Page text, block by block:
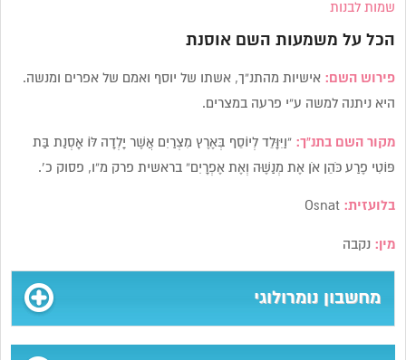
שמות לבנות
הכל על משמעות השם אוסנת
פירוש השם: אישיות מהתנ”ך, אשתו של יוסף ואמם של אפרים ומנשה.
היא ניתנה למשה ע”י פרעה במצרים.
מקור השם בתנ”ך: “וַיִּוָּלֵד לְיוֹסֵף בְּאֶרֶץ מִצְרַיִם אֲשֶׁר יָלְדָה לּוֹ אָסְנַת בַּת
פּוֹטִי פֶרַע כֹּהֵן אֹן אֶת מְנַשֶּׁה וְאֶת אֶפְרָיִם” בראשית פרק מ”ו, פסוק כ’.
בלועזית: Osnat
מין: נקבה
מחשבון נומרולוגי